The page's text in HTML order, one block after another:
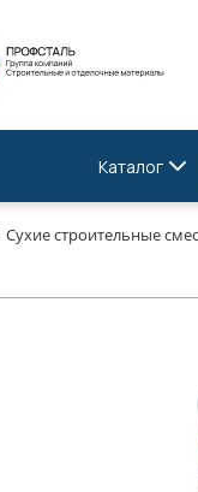
Каталог
Сухие строительные